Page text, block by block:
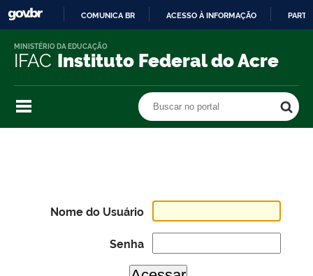
O
COMUNICA BR ACESSO À INFORMAÇÃO
IFAC Instituto Federal do Acre
MINISTÉRIO DA EDUCAÇÃO
Buscar no portal
Nome do Usuário
Senha